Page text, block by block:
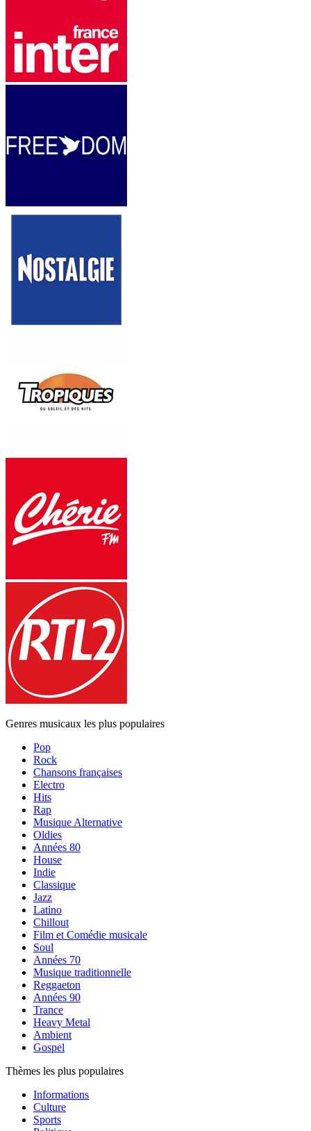
Genres musicaux les plus populaires
Pop
Rock
Chansons françaises
Electro
Hits
Rap
Musique Alternative
Oldies
Années 80
House
Indie
Classique
Jazz
Latino
Chillout
Film et Comédie musicale
Soul
Années 70
Musique traditionnelle
Reggaeton
Années 90
Trance
Heavy Metal
Ambient
Gospel
Thèmes les plus populaires
Informations
Culture
Sports